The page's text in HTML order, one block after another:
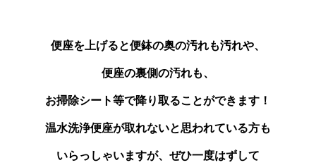
便座を上げると便鉢の奥の汚れも汚れや、
便座の裏側の汚れも、
お掃除シート等で降り取ることができます！
温水洗浄便座が取れないと思われている方も
いらっしゃいますが、ぜひ一度はずして